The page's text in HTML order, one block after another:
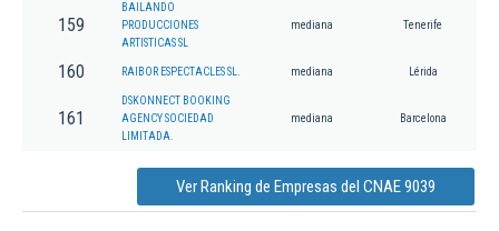
159
BAILANDO
PRODUCCIONES
ARTISTICAS SL
mediana Tenerife
160 RAIBOR ESPECTACLES SL. mediana Lérida
161
DSKONNECT BOOKING
AGENCY SOCIEDAD
LIMITADA.
mediana Barcelona
Ver Ranking de Empresas del CNAE 9039